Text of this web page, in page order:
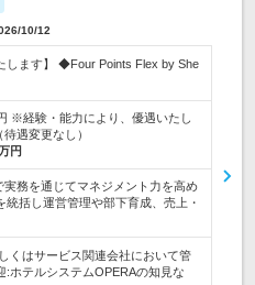
10/12
します】 ◆Four Points Flex by She
※経験・能力により、優遇いたし
遇変更なし）
円
実務を通じてマネジメント力を高め
統括し運営管理や部下育成、売上・
くはサービス関連会社において管
:ホテルシステムOPERAの知見な